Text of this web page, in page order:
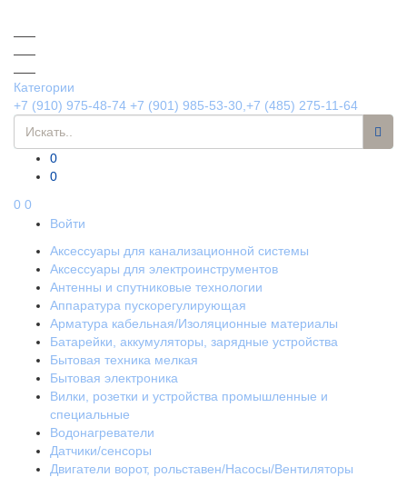
Категории
+7 (910) 975-48-74 +7 (901) 985-53-30,+7 (485) 275-11-64
0
0
0 0
Войти
Аксессуары для канализационной системы
Аксессуары для электроинструментов
Антенны и спутниковые технологии
Аппаратура пускорегулирующая
Арматура кабельная/Изоляционные материалы
Батарейки, аккумуляторы, зарядные устройства
Бытовая техника мелкая
Бытовая электроника
Вилки, розетки и устройства промышленные и
специальные
Водонагреватели
Датчики/сенсоры
Двигатели ворот, рольставен/Насосы/Вентиляторы